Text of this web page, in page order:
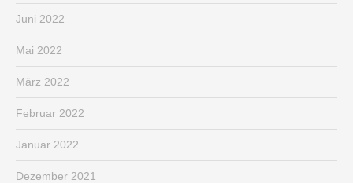
Juni 2022
Mai 2022
März 2022
Februar 2022
Januar 2022
Dezember 2021